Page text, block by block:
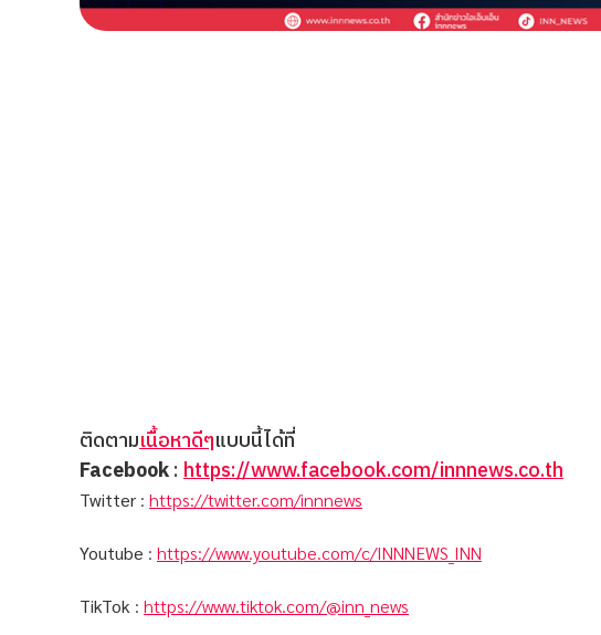
ติดตามเนื้อหาดีๆแบบนี้ได้ที่
Facebook: https://www.facebook.com/innnews.co.th
Twitter : https://twitter.com/innnews
Youtube : https://www.youtube.com/c/INNNEWS_INN
TikTok : https://www.tiktok.com/@inn_news